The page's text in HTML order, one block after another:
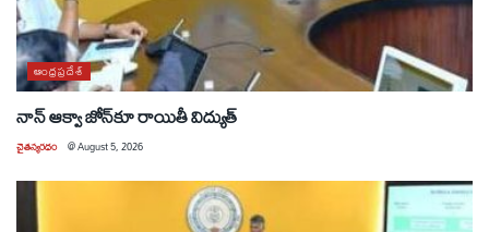
ఆంధ్రప్రదేశ్
నాన్ ఆక్వా జోన్‌కూ రాయితీ విద్యుత్
చైతన్యరధం @August 5, 2026